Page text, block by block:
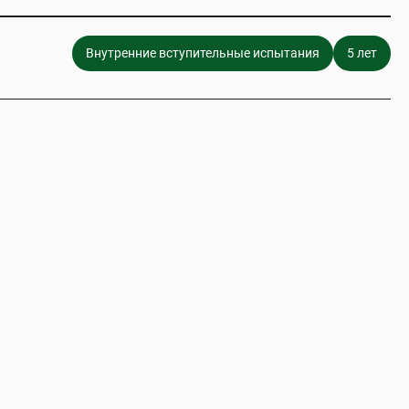
Внутренние вступительные испытания 5 лет